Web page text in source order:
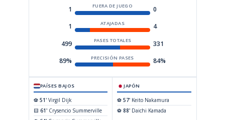
1 FUERA DE JUEGO 0
1 ATAJADAS 4
499 PASES TOTALES 331
89% PRECISIÓN PASES 84%
PAÍSES BAJOS
⚽ 51'Virgil Dijk
🟨 61'Crysencio Summerville
JAPÓN
⚽57' Keito Nakamura
⚽88' Daichi Kamada